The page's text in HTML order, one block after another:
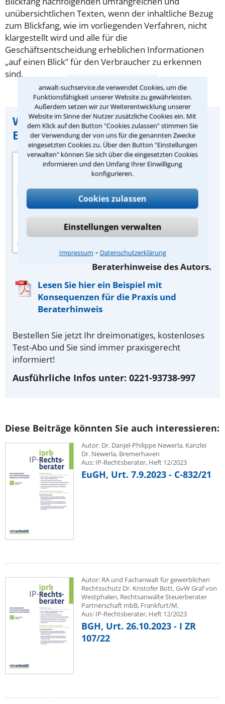
anwalt-suchservice.de verwendet Cookies, um die
Funktionsfähigkeit unserer Website zu gewährleisten.
Außerdem setzen wir zur Weiterentwicklung unserer
Website im Sinne der Nutzer zusätzliche Cookies ein. Mit
dem Klick auf den Button "Cookies zulassen" stimmen Sie
der Verwendung der von uns für die genannten Zwecke
eingesetzten Cookies zu. Über den Button "Einstellungen
verwalten" können Sie sich über die eingesetzten Cookies
informieren und den Umfang Ihrer Einwilligung
konfigurieren.
Cookies zulassen
Einstellungen verwalten
Impressum ⁃ Datenschutzerklärung
unübersichtlichen Texten, wenn der inhaltliche Bezug
zum Blickfang, wie im vorliegenden Verfahren, nicht
klargestellt wird und alle für die
Geschäftsentscheidung erheblichen Informationen
„auf einen Blick” für den Verbraucher zu erkennen
sind.
Wichtiger Hinweis zu dieser
Entscheidung:
Quelle der
Urteilszusammenfassung:
des juristischen Fachverlags
Dr. Otto Schmidt, Köln. Als
Abonnent lesen Sie zusätzlich
dieKonsequenzen für Ihre
weitergehende
Beraterhinweise des Autors.
Lesen Sie hier ein Beispiel mit
Konsequenzen für die Praxis und
Beraterhinweis
Bestellen Sie jetzt Ihr dreimonatiges, kostenloses
Test-Abo und Sie sind immer praxisgerecht
informiert!
Ausführliche Infos unter: 0221-93738-997
Diese Beiträge könnten Sie auch interessieren:
Autor: Dr. Danjel-Philippe Newerla, Kanzlei
Dr. Newerla, Bremerhaven
Aus: IP-Rechtsberater, Heft 12/2023
EuGH, Urt. 7.9.2023 - C-832/21
Autor: RA und Fachanwalt für gewerblichen
Rechtsschutz Dr. Kristofer Bott, GvW Graf von
Westphalen, Rechtsanwälte Steuerberater
Partnerschaft mbB, Frankfurt/M.
Aus: IP-Rechtsberater, Heft 12/2023
BGH, Urt. 26.10.2023 - I ZR
107/22